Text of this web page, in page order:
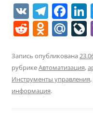
V
K
T
el
e
gr
a
m
F
a
c
e
b
o
R
d
di
t
O
n
o
kl
M
l.
R
Запись опубликована
рубрикеАвтоматизация,
Инструменты управления,
информация.